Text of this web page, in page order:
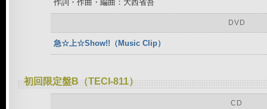
作詞・作曲・編曲：大西省吾
DVD
急☆上☆Show!!（Music Clip）
初回限定盤B（TECI-811）
CD